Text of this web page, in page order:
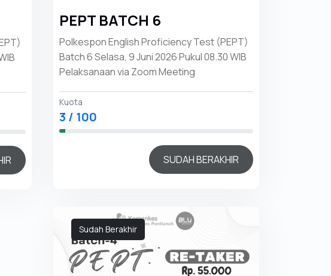
PEPT BATCH 6
Polkespon English Proficiency Test (PEPT)
Batch 6 Selasa, 9 Juni 2026 Pukul 08.30 WIB
Pelaksanaan via Zoom Meeting
Kuota
3 / 100
SUDAH BERAKHIR
Sudah Berakhir